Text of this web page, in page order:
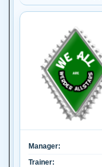
Manager:
Trainer: